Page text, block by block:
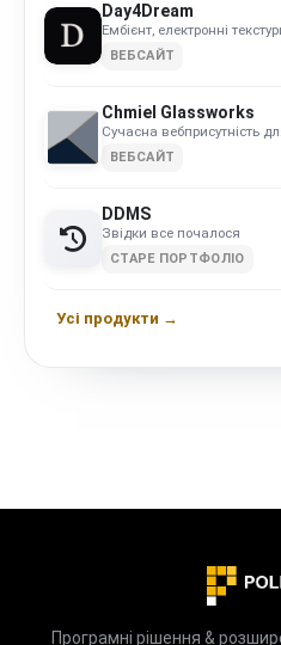
Day4Dream
Ембієнт, електронні
ВЕБСАЙТ
Chmiel Glassworks
Сучасна вебприсутність
ВЕБСАЙТ
DDMS
Звідки все почалося
СТАРЕ ПОРТФОЛІО
Усі продукти →
Програмні рішення &